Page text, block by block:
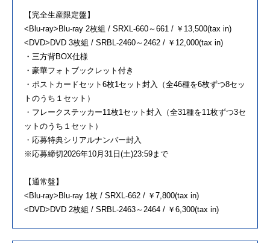
【完全生産限定盤】
<Blu-ray>Blu-ray 2枚組 / SRXL-660～661 / ￥13,500(tax in)
<DVD>DVD 3枚組 / SRBL-2460～2462 / ￥12,000(tax in)
・三方背BOX仕様
・豪華フォトブックレット付き
・ポストカードセット6枚1セット封入（全46種を6枚ずつ8セッ
トのうち１セット）
・フレークステッカー11枚1セット封入（全31種を11枚ずつ3セ
ットのうち１セット）
・応募特典シリアルナンバー封入
※応募締切2026年10月31日(土)23:59まで
【通常盤】
<Blu-ray>Blu-ray 1枚 / SRXL-662 / ￥7,800(tax in)
<DVD>DVD 2枚組 / SRBL-2463～2464 / ￥6,300(tax in)